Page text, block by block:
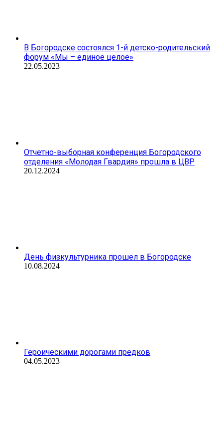
В Богородске состоялся 1-й детско-родительский
форум «Мы – единое целое»
22.05.2023
Отчетно-выборная конференция Богородского
отделения «Молодая Гвардия» прошла в ЦВР
20.12.2024
День физкультурника прошел в Богородске
10.08.2024
Героическими дорогами предков
04.05.2023